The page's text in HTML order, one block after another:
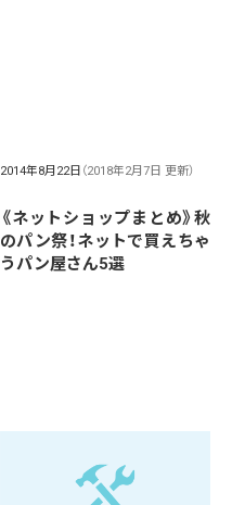
2014年8月22日 （2018年2月7日 更新）
《ネットショップまとめ》秋
のパン祭！ネットで買えちゃ
うパン屋さん5選